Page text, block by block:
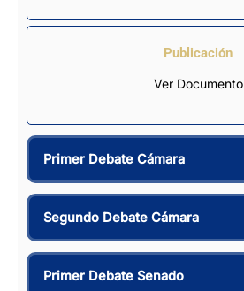
Publicación
Ver Documento
Primer Debate Cámara
Segundo Debate Cámara
Primer Debate Senado